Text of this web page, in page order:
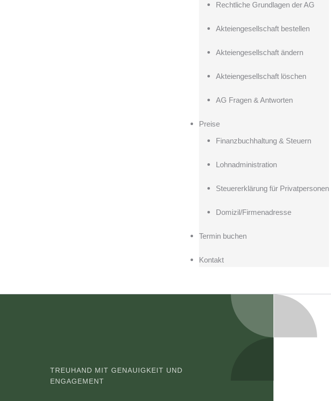
Rechtliche Grundlagen der AG
Akteiengesellschaft bestellen
Akteiengesellschaft ändern
Akteiengesellschaft löschen
AG Fragen & Antworten
Preise
Finanzbuchhaltung & Steuern
Lohnadministration
Steuererklärung für Privatpersonen
Domizil/Firmenadresse
Termin buchen
Kontakt
TREUHAND MIT GENAUIGKEIT UND
ENGAGEMENT